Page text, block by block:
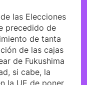
las Elecciones
precedido de
de tanta
de las cajas
de Fukushima
si cabe, la
la UE de poner